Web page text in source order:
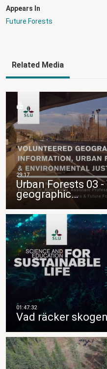
Appears In
Future Forests
Related Media
Urban Forests 03
geographic…
Vad räcker